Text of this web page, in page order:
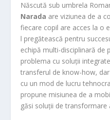
Născută sub umbrela
Narada are viziunea de a
fiecare copil are acces la o
l pregătească pentru
echipă multi-disciplinară de
problema cu soluții
transferul de know-how,
cu un mod de lucru
propune misiunea de a
găsi soluții de transformare